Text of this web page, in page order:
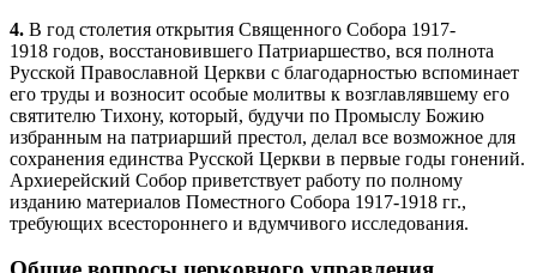
4. В год столетия открытия Священного Собора 1917-
1918 годов, восстановившего Патриаршество, вся полнота
Русской Православной Церкви с благодарностью вспоминает
его труды и возносит особые молитвы к возглавлявшему его
святителю Тихону, который, будучи по Промыслу Божию
избранным на патриарший престол, делал все возможное для
сохранения единства Русской Церкви в первые годы гонений.
Архиерейский Собор приветствует работу по полному
изданию материалов Поместного Собора 1917-1918 гг.,
требующих всестороннего и вдумчивого исследования.